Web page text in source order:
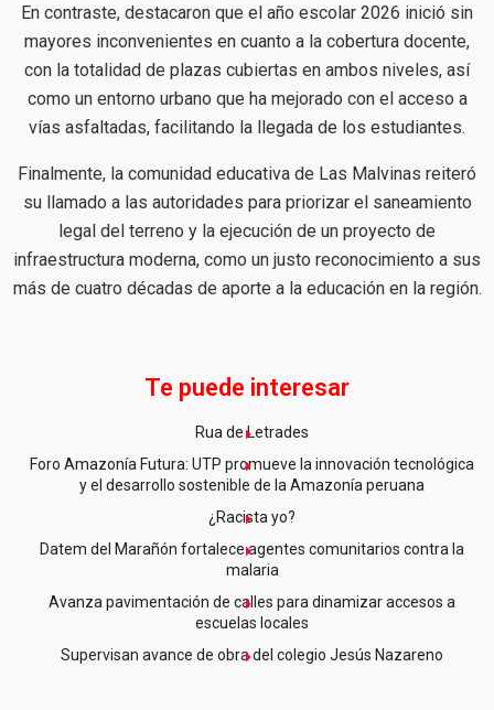
En contraste, destacaron que el año escolar 2026 inició sin
mayores inconvenientes en cuanto a la cobertura docente,
con la totalidad de plazas cubiertas en ambos niveles, así
como un entorno urbano que ha mejorado con el acceso a
vías asfaltadas, facilitando la llegada de los estudiantes.
Finalmente, la comunidad educativa de Las Malvinas reiteró
su llamado a las autoridades para priorizar el saneamiento
legal del terreno y la ejecución de un proyecto de
infraestructura moderna, como un justo reconocimiento a sus
más de cuatro décadas de aporte a la educación en la región.
Te puede interesar
Rua de Letrades
Foro Amazonía Futura: UTP promueve la innovación tecnológica
y el desarrollo sostenible de la Amazonía peruana
¿Racista yo?
Datem del Marañón fortalece agentes comunitarios contra la
malaria
Avanza pavimentación de calles para dinamizar accesos a
escuelas locales
Supervisan avance de obra del colegio Jesús Nazareno